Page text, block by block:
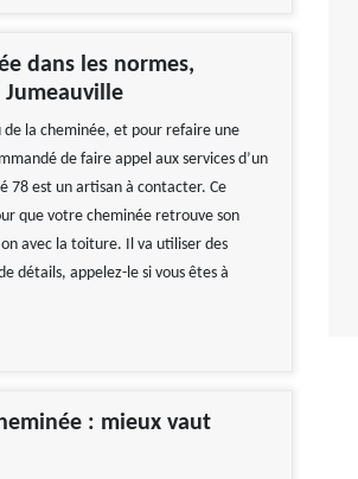
dans les normes,
Jumeauville
de la cheminée, et pour refaire une
de faire appel aux services d’un
78 est un artisan à contacter. Ce
que votre cheminée retrouve son
avec la toiture. Il va utiliser des
détails, appelez-le si vous êtes à
: mieux vaut